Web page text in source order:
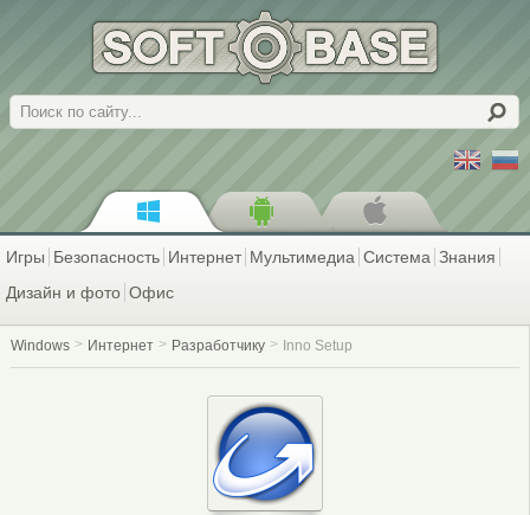
Поиск
Игры Безопасность Интернет Мультимедиа Система Знания
Дизайн и фото Офис
Windows Интернет Разработчику Inno Setup